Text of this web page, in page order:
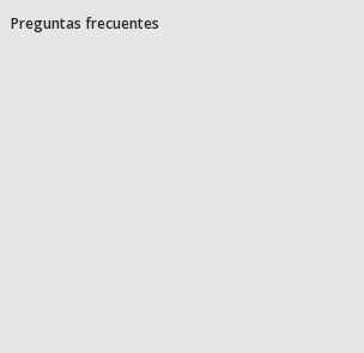
Preguntas frecuentes